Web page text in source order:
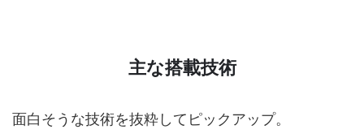
主な搭載技術
面白そうな技術を抜粋してピックアップ。